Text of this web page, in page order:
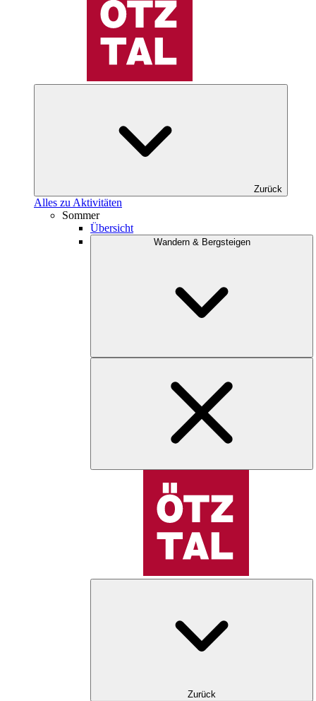
Zurück
Alles zu Aktivitäten
Sommer
Übersicht
Wandern & Bergsteigen
Zurück